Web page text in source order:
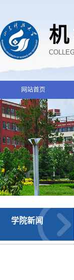
网站首页
学院新闻